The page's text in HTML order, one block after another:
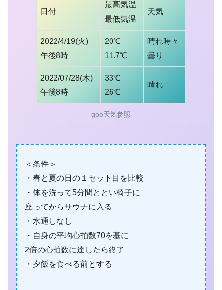
日付
最高気温
最低気温
天気
2022/4/19(火)
午後8時
20℃
11.7℃
晴れ時々
曇り
2022/07/28(木)
午後8時
33℃
26℃
晴れ
goo天気参照
＜条件＞
・春と夏の日の１セット目を比較
・体を洗って5分間ととい椅子に
座ってからサウナに入る
・水通しなし
・自身の平均心拍数70を基に
2倍の心拍数に達したら終了
・夕飯を食べる前とする